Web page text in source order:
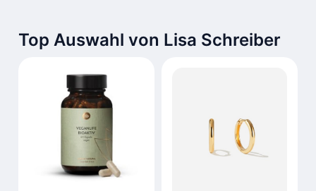
Top Auswahl von Lisa Schreiber